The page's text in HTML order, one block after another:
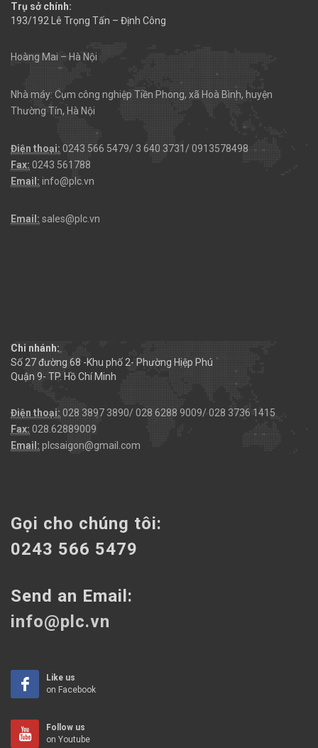
Trụ sở chính:
193/192 Lê Trọng Tấn – Định Công
Hoàng Mai – Hà Nội
Nhà máy: Cụm công nghiệp Tiền Phong, xã Hoà Bình, huyện
Thường Tín, Hà Nội
Điện thoại: 0243 566 5479/ 3 640 3731/ 0913578498
Fax: 0243 561788
Email: info@plc.vn
Email: sales@plc.vn
Chi nhánh:
Số 27 đường 68 -Khu phố 2- Phường Hiệp Phú
Quận 9- TP. Hồ Chí Minh
Điện thoại: 028 3897 3890/ 028 6288 9009/ 028 3736 1415
Fax: 028.62889009
Email: plcsaigon@gmail.com
Gọi cho chúng tôi:
0243 566 5479
Send an Email:
info@plc.vn
Like us
on Facebook
Follow us
on Youtube